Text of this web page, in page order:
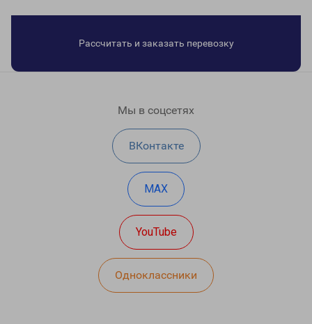
Рассчитать и заказать перевозку
Мы в соцсетях
ВКонтакте
MAX
YouTube
Одноклассники